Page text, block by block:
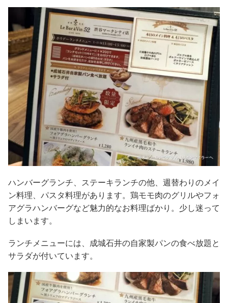
ハンバーグランチ、ステーキランチの他、週替わりのメイ
ン料理、パスタ料理があります。鶏モモ肉のグリルやフォ
アグラハンバーグなど魅力的なお料理ばかり。少し迷って
しまいます。
ランチメニューには、成城石井の自家製パンの食べ放題と
サラダが付いています。